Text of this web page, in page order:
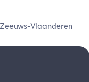
Zeeuws-Vlaanderen